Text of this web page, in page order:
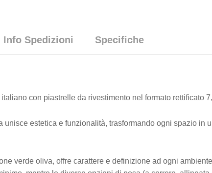
Info Spedizioni Specifiche
con piastrelle da rivestimento nel formato rettificato
estetica e funzionalità, trasformando ogni spazio in
verde oliva, offre carattere e definizione ad ogni